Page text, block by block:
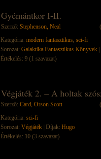
Gyémántkor I-II.
Szerző: Stephenson, Neal
Kategória: modern fantasztikus, sci-fi
Sorozat: Galaktika Fantasztikus Könyvek
Értékelés: 9 (1 szavazat)
Végjáték 2. – A holtak
Szerző: Card, Orson Scott
Kategória: sci-fi
Sorozat: Végjáték | Díjak: Hugo
Értékelés: 10 (3 szavazat)